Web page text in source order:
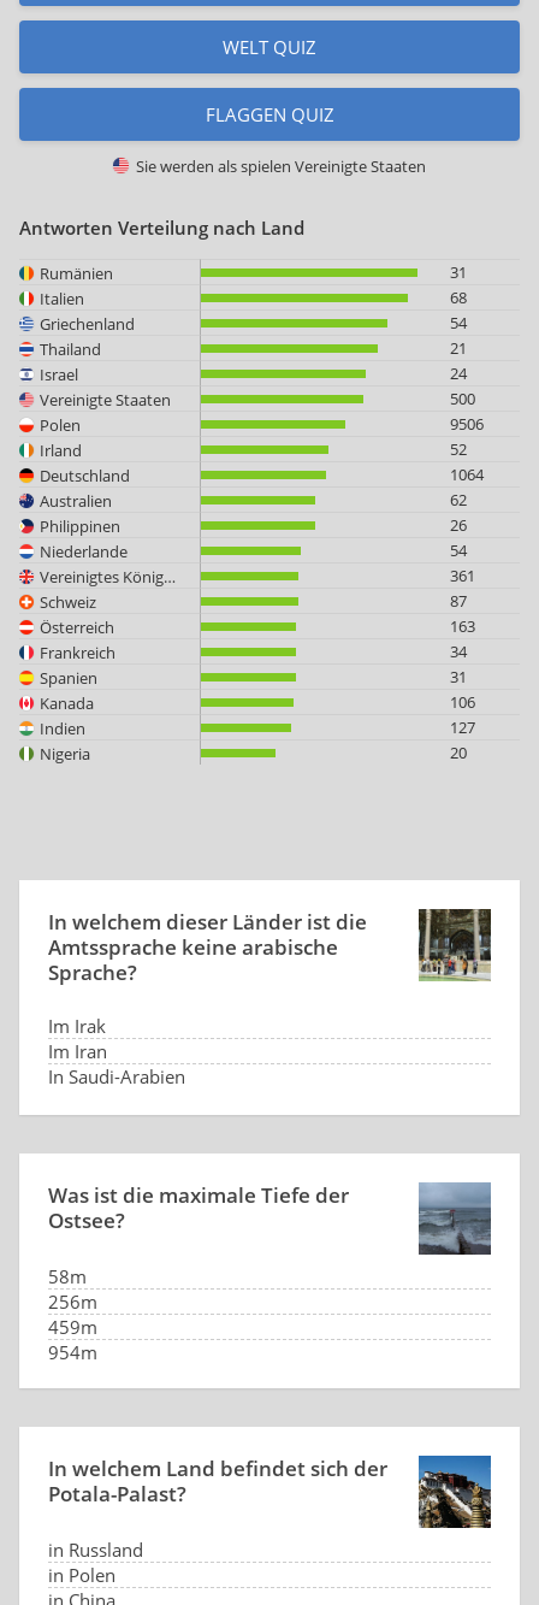
WELT QUIZ
FLAGGEN QUIZ
Sie werden als spielen Vereinigte Staaten
Antworten Verteilung nach Land
Rumänien
31
Italien
68
Griechenland
54
Thailand
21
Israel
24
Vereinigte Staaten
500
Polen
9506
Irland
52
Deutschland
1064
Australien
62
Philippinen
26
Niederlande
54
Vereinigtes Königreich
361
Schweiz
87
Österreich
163
Frankreich
34
Spanien
31
Kanada
106
Indien
127
Nigeria
20
In welchem dieser Länder ist die
Amtssprache keine arabische
Sprache?
Im Irak
Im Iran
In Saudi-Arabien
Was ist die maximale Tiefe der
Ostsee?
58m
256m
459m
954m
In welchem Land befindet sich der
Potala-Palast?
in Russland
in Polen
in China